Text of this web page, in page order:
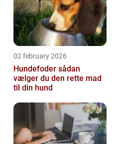
02 february 2026
Hundefoder sådan
vælger du den rette mad
til din hund